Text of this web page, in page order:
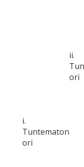
i.
Tuntematon
ori
ii.
ori